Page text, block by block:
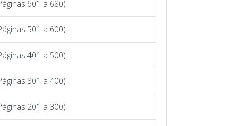
601 a 680)
501 a 600)
401 a 500)
301 a 400)
201 a 300)